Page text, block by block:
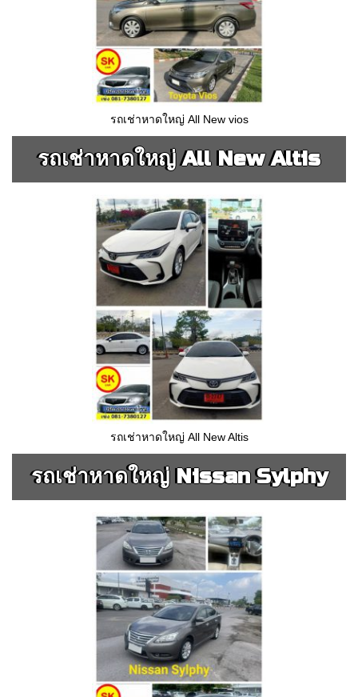
รถเช่าหาดใหญ่ All New vios
รถเช่าหาดใหญ่ All New Altis
รถเช่าหาดใหญ่ All New Altis
รถเช่าหาดใหญ่ Nissan Sylphy